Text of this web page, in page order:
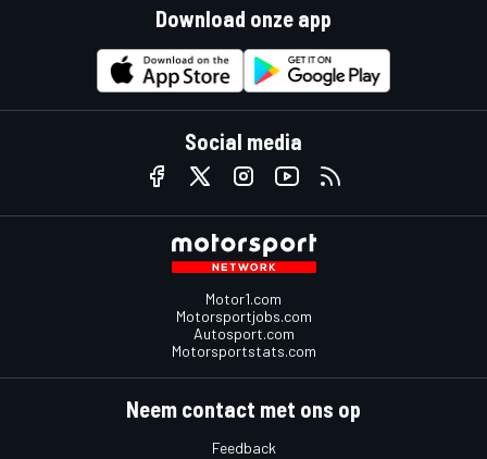
Download onze app
Social media
Motor1.com
Motorsportjobs.com
Autosport.com
Motorsportstats.com
Neem contact met ons op
Feedback